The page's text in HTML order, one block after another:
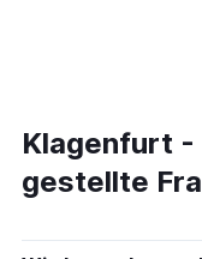
Klagenfurt -
gestellte